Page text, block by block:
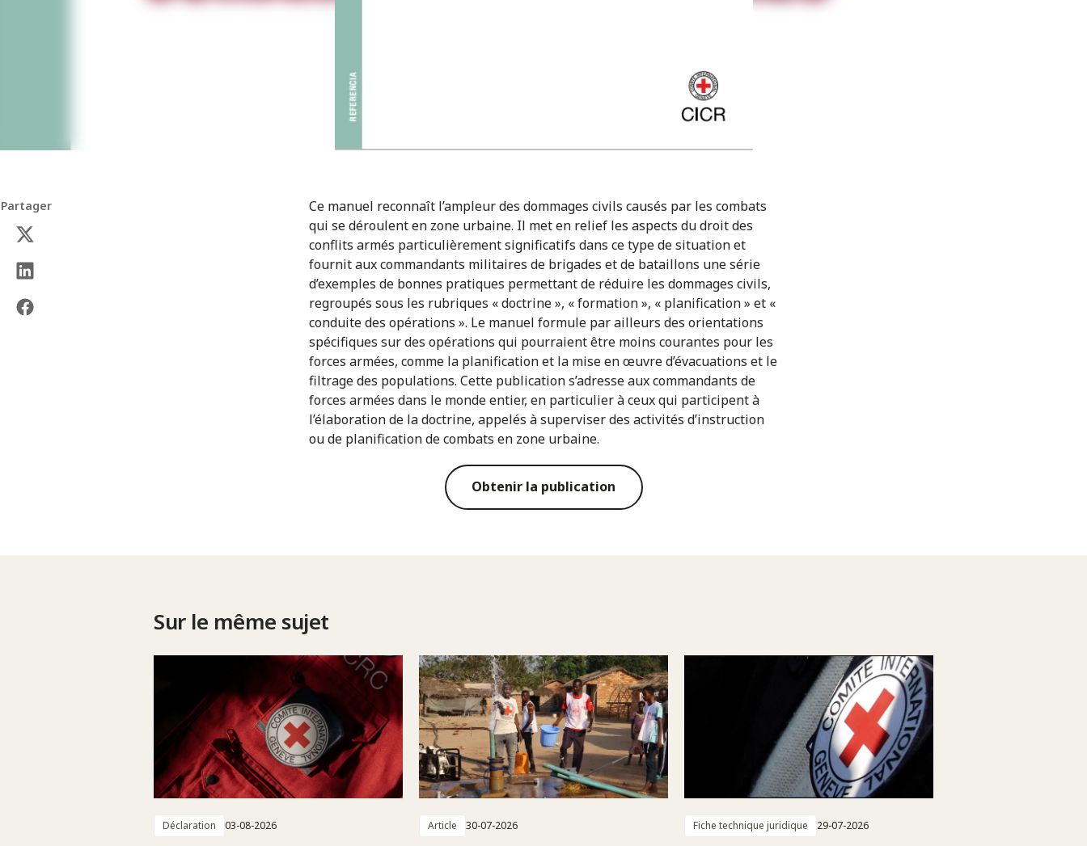
Partager
Ce manuel reconnaît l’ampleur des dommages civils causés par les combats
qui se déroulent en zone urbaine. Il met en relief les aspects du droit des
conflits armés particulièrement significatifs dans ce type de situation et
fournit aux commandants militaires de brigades et de bataillons une série
d’exemples de bonnes pratiques permettant de réduire les dommages civils,
regroupés sous les rubriques « doctrine », « formation », « planification » et «
conduite des opérations ». Le manuel formule par ailleurs des orientations
spécifiques sur des opérations qui pourraient être moins courantes pour les
forces armées, comme la planification et la mise en œuvre d’évacuations et le
filtrage des populations. Cette publication s’adresse aux commandants de
forces armées dans le monde entier, en particulier à ceux qui participent à
l’élaboration de la doctrine, appelés à superviser des activités d’instruction
ou de planification de combats en zone urbaine.
Obtenir la publication
Sur le même sujet
Déclaration 03-08-2026 Article 30-07-2026 Fiche technique juridique 29-07-2026